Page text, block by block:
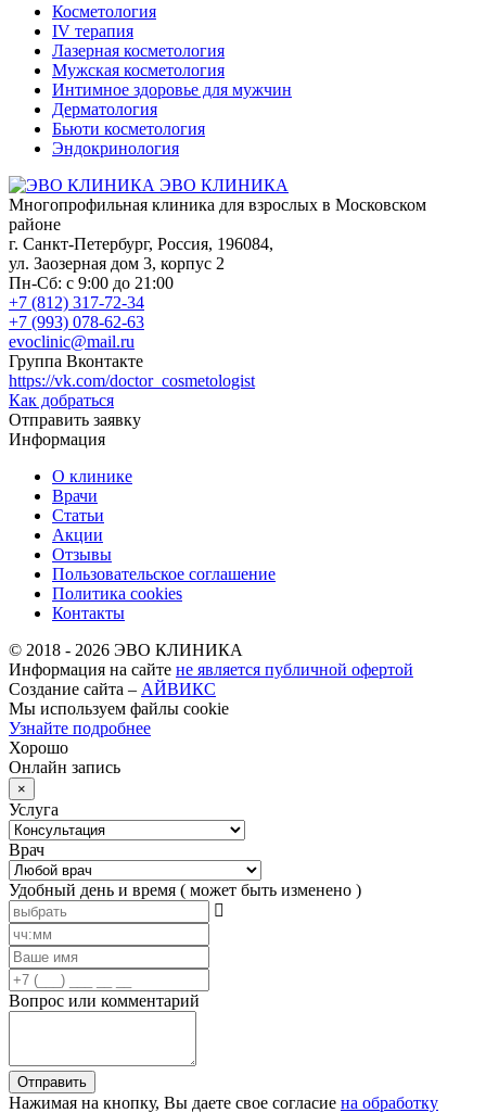
Косметология
IV терапия
Лазерная косметология
Мужская косметология
Интимное здоровье для мужчин
Дерматология
Бьюти косметология
Эндокринология
ЭВО КЛИНИКА
Многопрофильная клиника для взрослых в Московском
районе
г. Санкт-Петербург, Россия, 196084,
ул. Заозерная дом 3, корпус 2
Пн-Сб: с 9:00 до 21:00
+7 (812) 317-72-34
+7 (993) 078-62-63
evoclinic@mail.ru
Группа Вконтакте
https://vk.com/doctor_cosmetologist
Как добраться
Отправить заявку
Информация
О клинике
Врачи
Статьи
Акции
Отзывы
Пользовательское соглашение
Политика cookies
Контакты
© 2018 - 2026 ЭВО КЛИНИКА
Информация на сайте не является публичной офертой
Создание сайта – АЙВИКС
Мы используем файлы cookie
Узнайте подробнее
Хорошо
Онлайн запись
×
Услуга
Врач
Удобный день и время ( может быть изменено )
Вопрос или комментарий
Отправить
Нажимая на кнопку, Вы даете свое согласие на обработку